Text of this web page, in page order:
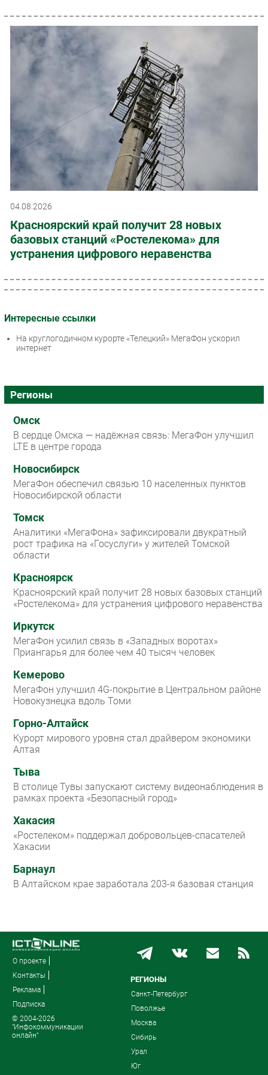
04.08.2026
Красноярский край получит 28 новых
базовых станций «Ростелекома» для
устранения цифрового неравенства
Интересные ссылки
На круглогодичном курорте «Телецкий» МегаФон ускорил
интернет
Регионы
Омск
В сердце Омска — надёжная связь: МегаФон улучшил
LTE в центре города
Новосибирск
МегаФон обеспечил связью 10 населенных пунктов
Новосибирской области
Томск
Аналитики «МегаФона» зафиксировали двукратный
рост трафика на «Госуслуги» у жителей Томской
области
Красноярск
Красноярский край получит 28 новых базовых станций
«Ростелекома» для устранения цифрового неравенства
Иркутск
МегаФон усилил связь в «Западных воротах»
Приангарья для более чем 40 тысяч человек
Кемерово
МегаФон улучшил 4G-покрытие в Центральном районе
Новокузнецка вдоль Томи
Горно-Алтайск
Курорт мирового уровня стал драйвером экономики
Алтая
Тыва
В столице Тувы запускают систему видеонаблюдения в
рамках проекта «Безопасный город»
Хакасия
«Ростелеком» поддержал добровольцев-спасателей
Хакасии
Барнаул
В Алтайском крае заработала 203-я базовая станция
О проекте
Контакты
Реклама
Подписка
© 2004-2026
"Инфокоммуникации
онлайн"
РЕГИОНЫ
Санкт-Петербург
Поволжье
Москва
Сибирь
Урал
Юг